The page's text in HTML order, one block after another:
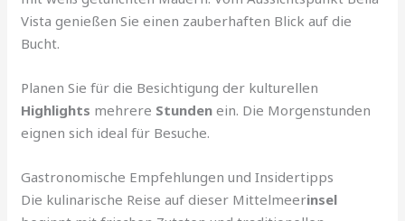
Vista genießen Sie einen zauberhaften Blick auf die
Bucht.
Planen Sie für die Besichtigung der kulturellen
Highlights mehrere Stunden ein. Die Morgenstunden
eignen sich ideal für Besuche.
Gastronomische Empfehlungen und Insidertipps
Die kulinarische Reise auf dieser Mittelmeerinsel